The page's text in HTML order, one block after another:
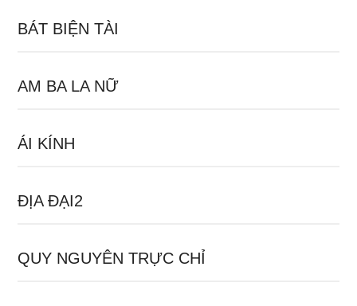
BÁT BIỆN TÀI
AM BA LA NỮ
ÁI KÍNH
ĐỊA ĐẠI2
QUY NGUYÊN TRỰC CHỈ